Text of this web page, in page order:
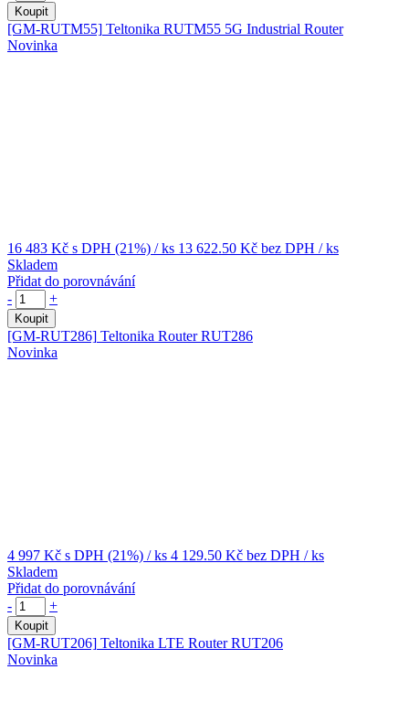
Koupit
[GM-RUTM55] Teltonika RUTM55 5G Industrial Router
Novinka
16 483 Kč s DPH (21%) / ks 13 622.50 Kč bez DPH / ks
Skladem
Přidat do porovnávání
-
+
Koupit
[GM-RUT286] Teltonika Router RUT286
Novinka
4 997 Kč s DPH (21%) / ks 4 129.50 Kč bez DPH / ks
Skladem
Přidat do porovnávání
-
+
Koupit
[GM-RUT206] Teltonika LTE Router RUT206
Novinka